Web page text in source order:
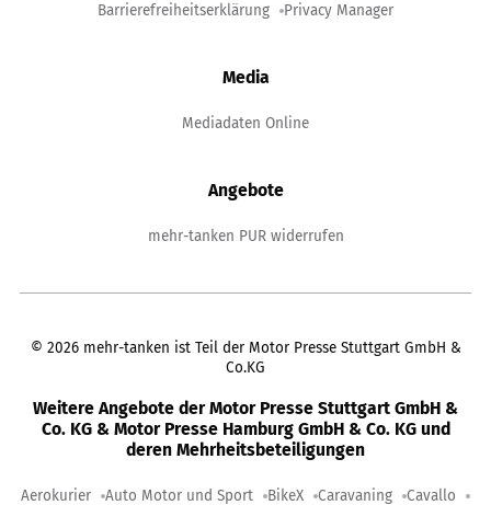
Barrierefreiheitserklärung Privacy Manager
Media
Mediadaten Online
Angebote
mehr-tanken PUR widerrufen
© 2026 mehr-tanken ist Teil der Motor Presse Stuttgart GmbH &
Co.KG
Weitere Angebote der Motor Presse Stuttgart GmbH &
Co. KG & Motor Presse Hamburg GmbH & Co. KG und
deren Mehrheitsbeteiligungen
Aerokurier Auto Motor und Sport BikeX Caravaning Cavallo